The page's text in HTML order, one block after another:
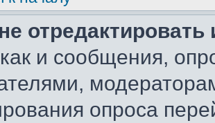
и сообщения,
опроса